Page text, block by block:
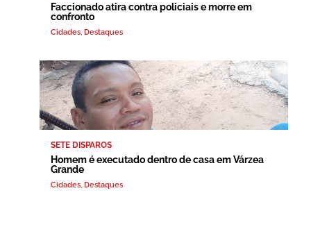
Faccionado atira contra policiais e morre em
confronto
Cidades Destaques
SETE DISPAROS
Homem é executado dentro de casa em Várzea
Grande
Cidades Destaques